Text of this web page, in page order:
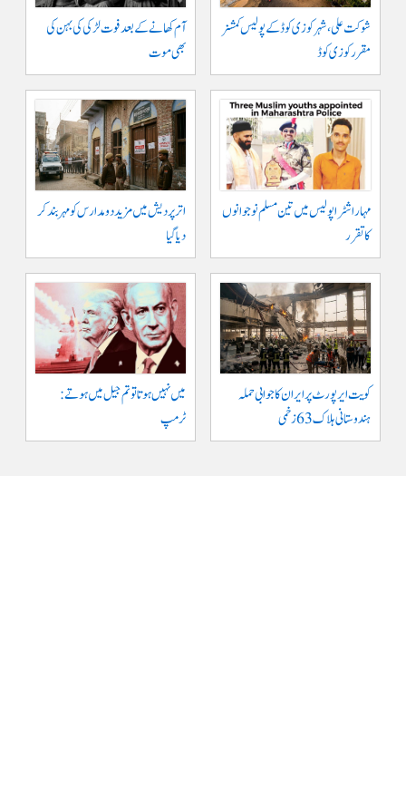
شوکت علی ، شہر کوزی کوڈ کے پولیس کمشنر
مقرر کوزی کوڈ
آم کھانے کے بعد فوت لڑکی کی بہن کی
بھی موت
مہاراشٹرا پولیس میں تین مسلم نو جوانوں
کا تقرر
اتر پردیش میں مزید دو مدارس کو مہر بند کر
دیا گیا
کویت ایر پورٹ پر ایران کا جوابی حملہ
ہندوستانی ہلاک 63 زخمی
میں نہیں ہوتا تو تم جیل میں ہوتے :
ٹرمپ